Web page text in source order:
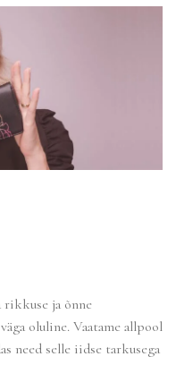
rikkuse ja õnne
oluline. Vaatame allpool
need selle iidse tarkusega